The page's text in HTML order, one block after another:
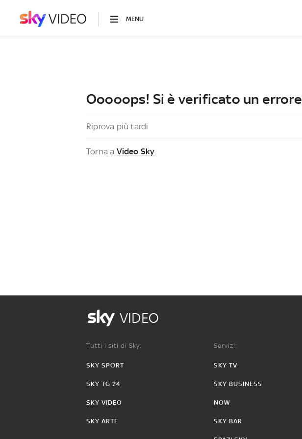
MENU
Ooooops! Si è verificato un errore
Riprova più tardi
Torna a Video Sky
VIDEO
Tutti i siti di Sky:
SKY SPORT
SKY TG 24
SKY VIDEO
SKY ARTE
Servizi:
SKY TV
SKY BUSINESS
NOW
SKY BAR